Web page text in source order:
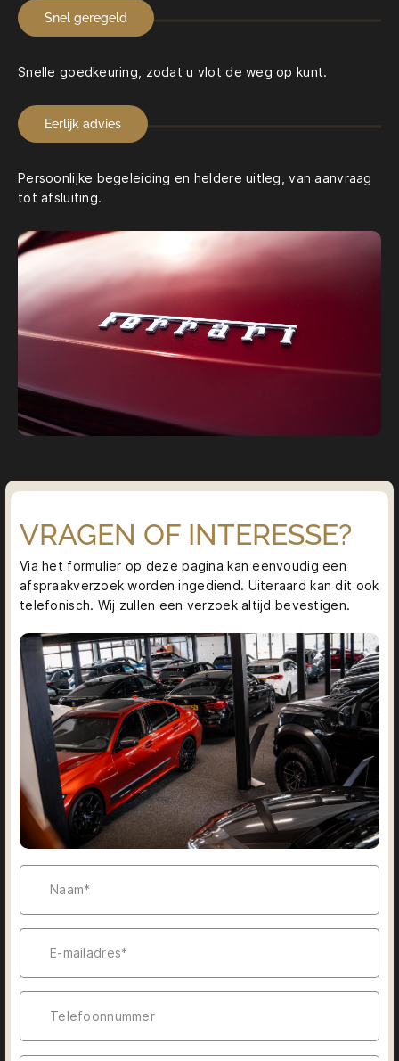
Snel geregeld
Snelle goedkeuring, zodat u vlot de weg op kunt.
Eerlijk advies
Persoonlijke begeleiding en heldere uitleg, van aanvraag
tot afsluiting.
VRAGEN OF INTERESSE?
Via het formulier op deze pagina kan eenvoudig een
afspraakverzoek worden ingediend. Uiteraard kan dit ook
telefonisch. Wij zullen een verzoek altijd bevestigen.